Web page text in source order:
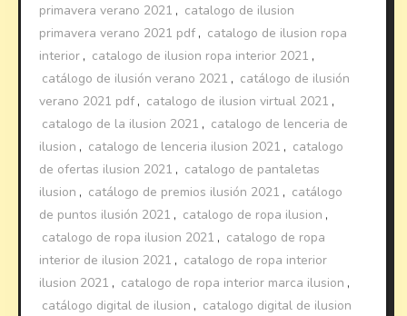
primavera verano 2021 , catalogo de ilusion
primavera verano 2021 pdf , catalogo de ilusion ropa
interior , catalogo de ilusion ropa interior 2021 ,
catálogo de ilusión verano 2021 , catálogo de ilusión
verano 2021 pdf , catalogo de ilusion virtual 2021 ,
catalogo de la ilusion 2021 , catalogo de lenceria de
ilusion , catalogo de lenceria ilusion 2021 , catalogo
de ofertas ilusion 2021 , catalogo de pantaletas
ilusion , catálogo de premios ilusión 2021 , catálogo
de puntos ilusión 2021 , catalogo de ropa ilusion ,
catalogo de ropa ilusion 2021 , catalogo de ropa
interior de ilusion 2021 , catalogo de ropa interior
ilusion 2021 , catalogo de ropa interior marca ilusion ,
catálogo digital de ilusion , catalogo digital de ilusion